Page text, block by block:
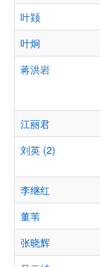
叶颎
叶炯
蒋洪岩
江丽君
刘英 (2)
李继红
董苇
张晓辉